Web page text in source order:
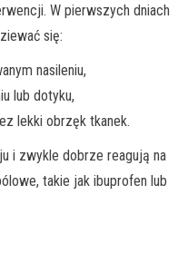
W pierwszych dniach
się:
nasileniu,
lub dotyku,
lekki obrzęk tkanek.
i zwykle dobrze reagują na
takie jak ibuprofen lub